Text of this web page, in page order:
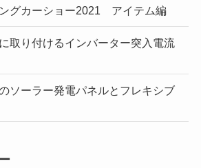
グカーショー2021 アイテム編
取り付けるインバーター突入電流
ソーラー発電パネルとフレキシブ